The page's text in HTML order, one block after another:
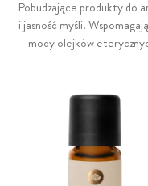
Pobudzające produkty do
i jasność myśli.
mocy olejków